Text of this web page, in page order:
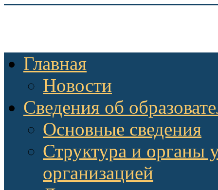
Главная
Новости
Сведения об
Основные сведения
Структура и органы
организацией